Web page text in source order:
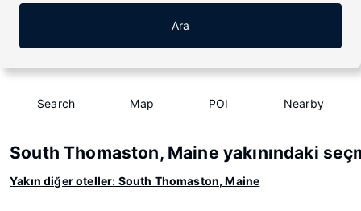
Ara
Search Map POI Nearby
South Thomaston, Maine yakınındaki
Yakın diğer oteller: South Thomaston, Maine